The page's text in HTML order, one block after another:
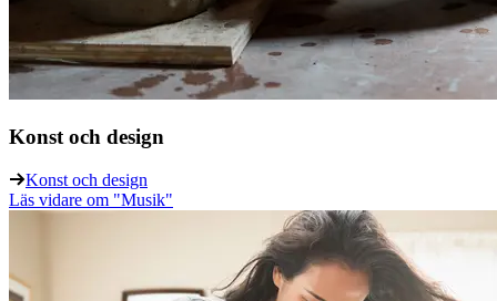
Konst och design
Konst och design
Läs vidare om "Musik"